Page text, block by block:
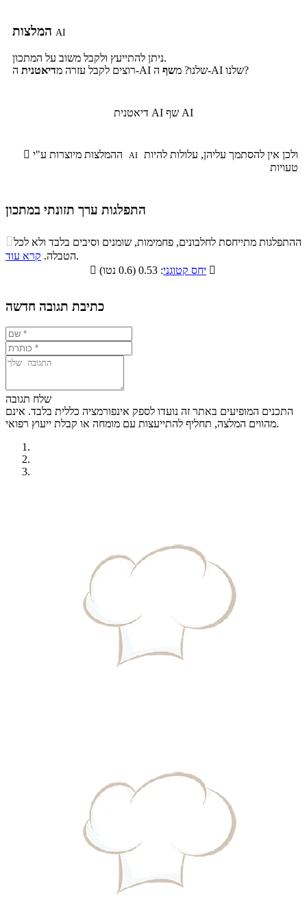
AI
ניתן להתייעץ ולקבל משוב על המתכון.
רוצים לקבל עזרה מדיאטנית ה-AI שלנו? משף ה-AI שלנו?
דיאטנית AI שף AI
 AI
טעויות
התפלגות ערך תזונתי במתכון
התפלגות ערך תזונתי במתכון
סיבים
תזונתיים
שומנים חלבונים
22.3% 38.5%
ההתפלגות מתייחסת לחלבונים, פחמימות, שומנים וסיבים בלבד ולא לכל
הטבלה. קרא עוד
.

יחס קטוגני 
כתיבת תגובה חדשה
שלח תגובה
התכנים המופיעים באתר זה נועדו לספק אינפורמציה כללית בלבד. אינם
מהווים המלצה, תחליף להתייעצות עם מומחה או קבלת ייעוץ רפואי.